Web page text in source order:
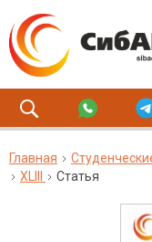
Главная
XLIII
Статья